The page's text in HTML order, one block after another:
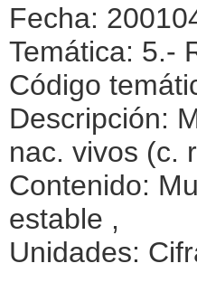
Fecha:
Temática: 5.-
Código
Descripción:
nac. vivos (c.
Contenido:
estable ,
Unidades: